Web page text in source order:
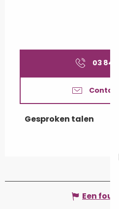
03 84
Gesproken talen
Gesproken talen
Een